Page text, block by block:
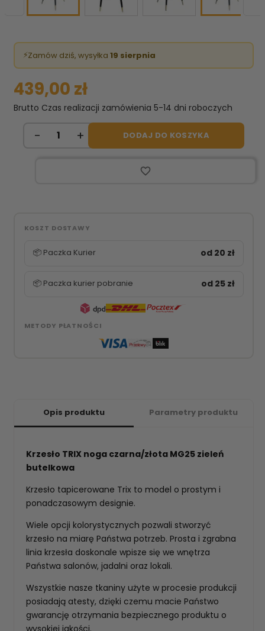
⚡Zamów dziś, wysyłka 19 sierpnia
439,00 zł
Brutto Czas realizacji zamówienia 5-14 dni roboczych
DODAJ DO KOSZYKA
favorite_border
KOSZT DOSTAWY
📦 Paczka Kurier od 20 zł
📦 Paczka kurier pobranie od 25 zł
METODY PŁATNOŚCI
Opis produktu Parametry produktu
Krzesło TRIX noga czarna/złota MG25 zieleń
butelkowa
Krzesło tapicerowane Trix to model o prostym i
ponadczasowym designie.
Wiele opcji kolorystycznych pozwali stworzyć
krzesło na miarę Państwa potrzeb. Prosta i zgrabna
linia krzesła doskonale wpisze się we wnętrza
Państwa salonów, jadalni oraz lokali.
Wszystkie nasze tkaniny użyte w procesie produkcji
posiadają atesty, dzięki czemu macie Państwo
gwarancję otrzymania bezpiecznego produktu o
wysokiej jakości.